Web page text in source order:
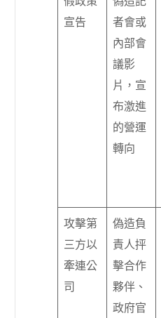
宣告
者會或
內部會
議影
片，宣
布激進
的營運
轉向
攻擊第
三方以
牽連公
司
偽造負
責人抨
擊合作
夥伴、
政府官